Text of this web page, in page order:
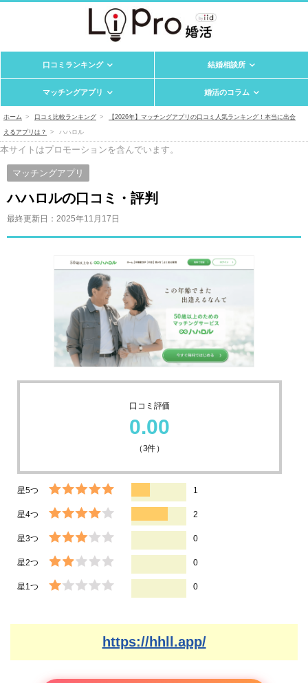
口コミランキング 結婚相談所
マッチングアプリ 婚活のコラム
ホーム 口コミ比較ランキング 【2026年】マッチングアプリの口コミ人気ランキング！本当に出会
えるアプリは？ ハハロル
本サイトはプロモーションを含んでいます。
マッチングアプリ
ハハロルの口コミ・評判
最終更新日： 2025年11月17日
口コミ評価
0.00
（3件）
星5つ 1
星4つ 2
星3つ 0
星2つ 0
星1つ 0
https://hhll.app/